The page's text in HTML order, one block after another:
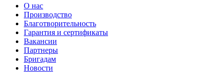
О нас
Производство
Благотворительность
Гарантия и сертификаты
Вакансии
Партнеры
Бригадам
Новости